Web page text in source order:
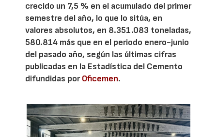
crecido un 7,5 % en el acumulado del primer
semestre del año, lo que lo sitúa, en
valores absolutos, en 8.351.083 toneladas,
580.814 más que en el periodo enero-junio
del pasado año, según las últimas cifras
publicadas en la Estadística del Cemento
difundidas porOficemen.